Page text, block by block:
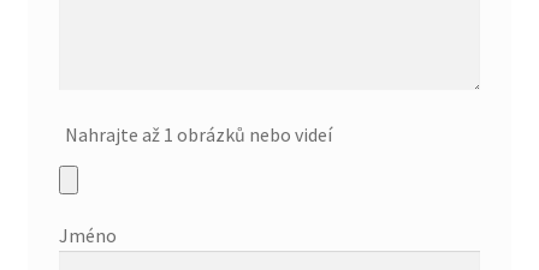
Nahrajte až 1 obrázků nebo videí
Jméno